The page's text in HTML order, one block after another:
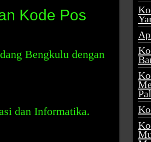
Kode Pos
Bengkulu dengan
dan Informatika.